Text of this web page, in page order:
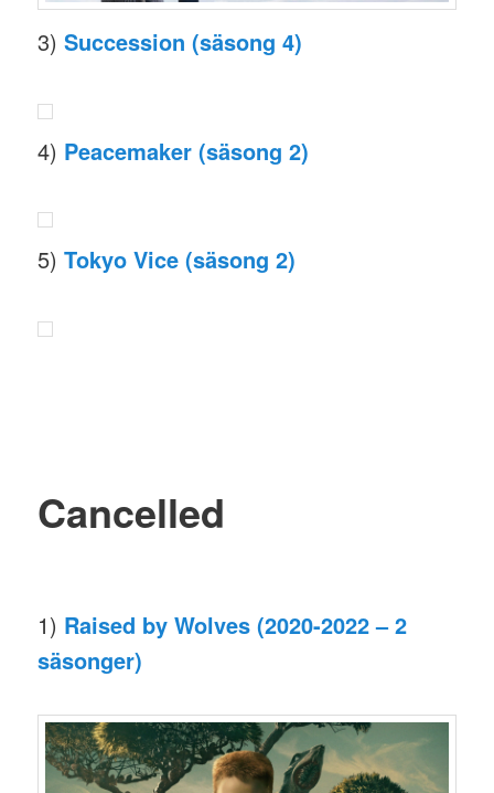
3)Succession (säsong 4)
4) Peacemaker (säsong 2)
5)Tokyo Vice (säsong 2)
Cancelled
1) Raised by Wolves (2020-2022 – 2
säsonger)